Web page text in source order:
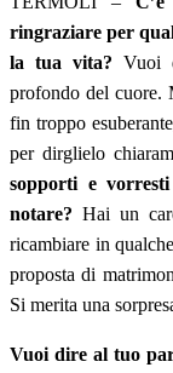
ringraziare per
la tua vita? Vuoi
profondo del cuore.
fin troppo
per dirglielo
sopporti e
notare? Hai un
ricambiare in
proposta di
Si merita una
Vuoi dire al tuo